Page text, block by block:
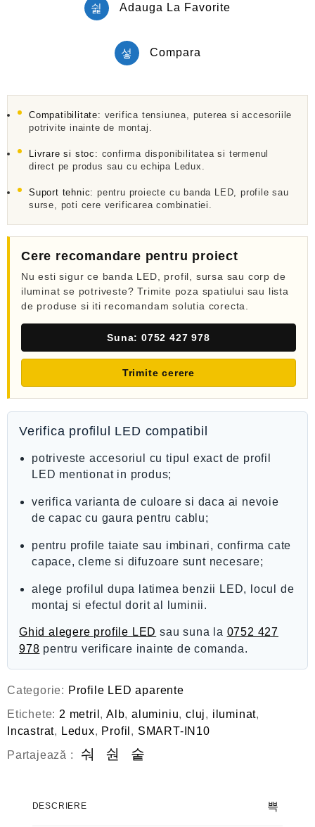
Adauga La Favorite
Compara
Compatibilitate: verifica tensiunea, puterea si accesoriile
potrivite inainte de montaj.
Livrare si stoc: confirma disponibilitatea si termenul
direct pe produs sau cu echipa Ledux.
Suport tehnic: pentru proiecte cu banda LED, profile sau
surse, poti cere verificarea combinatiei.
Cere recomandare pentru proiect
Nu esti sigur ce banda LED, profil, sursa sau corp de
iluminat se potriveste? Trimite poza spatiului sau lista
de produse si iti recomandam solutia corecta.
Suna: 0752 427 978
Trimite cerere
Verifica profilul LED compatibil
potriveste accesoriul cu tipul exact de profil
LED mentionat in produs;
verifica varianta de culoare si daca ai nevoie
de capac cu gaura pentru cablu;
pentru profile taiate sau imbinari, confirma cate
capace, cleme si difuzoare sunt necesare;
alege profilul dupa latimea benzii LED, locul de
montaj si efectul dorit al luminii.
Ghid alegere profile LED sau suna la 0752 427
978 pentru verificare inainte de comanda.
Categorie: Profile LED aparente
Etichete: 2 metril ,Alb,aluminiu,cluj, iluminat,
Incastrat, Ledux, Profil , SMART-IN10
Partajează :
DESCRIERE